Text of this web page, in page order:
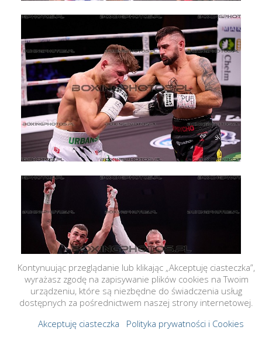
Kontynuując przeglądanie lub klikając „Akceptuję ciasteczka”,
wyrażasz zgodę na zapisywanie plików cookies na Twoim
urządzeniu, które są niezbędne do świadczenia usług
dostępnych za pośrednictwem naszej strony internetowej.
Akceptuję ciasteczka
Polityka prywatności i Cookies